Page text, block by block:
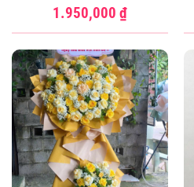
1.950,000 ₫